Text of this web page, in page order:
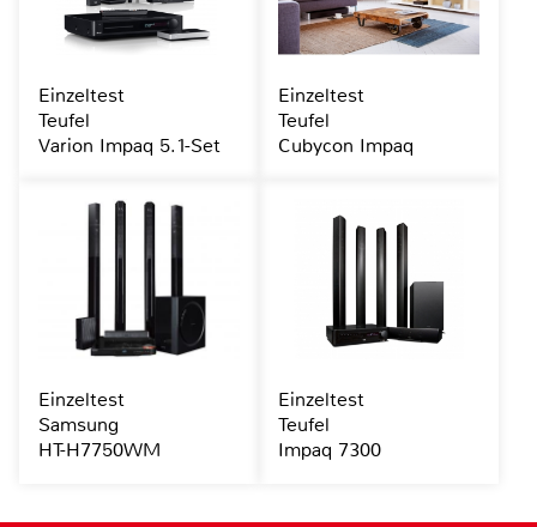
Einzeltest
Teufel
Varion Impaq 5.1-Set
Einzeltest
Teufel
Cubycon Impaq
Einzeltest
Samsung
HT-H7750WM
Einzeltest
Teufel
Impaq 7300